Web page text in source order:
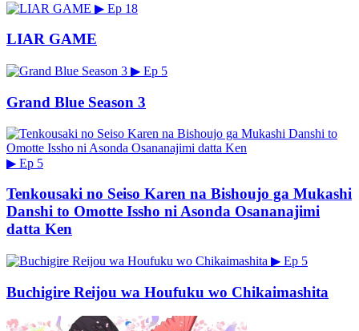
▶ Ep 18
LIAR GAME
▶ Ep 5
Grand Blue Season 3
▶ Ep 5
Tenkousaki no Seiso Karen na Bishoujo ga Mukashi
Danshi to Omotte Issho ni Asonda Osananajimi
datta Ken
▶ Ep 5
Buchigire Reijou wa Houfuku wo Chikaimashita